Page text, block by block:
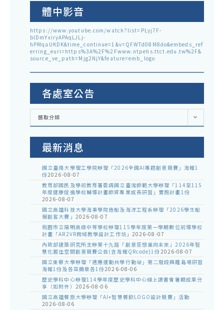
體中影音
https://www.youtube.com/watch?list=PLyj7F-
blDmYxiryAPAqLJLj-
hPMqaUKDK&time_continue=1&v=QFWTd08M8do&embeds_ref
erring_euri=https%3A%2F%2Fwww.ntpehs.ttct.edu.tw%2F&
source_ve_path=Mjg2NjY&feature=emb_logo
各處室公告
各
室
選取分類
最新消息
國立臺南大學理工學院辦理「2026全國AI專題創意競賽」海報1
份2026-08-07
教育部國民及學前教育署委請國立臺灣師範大學辦理「114至115
年度健康促進學校輔導計畫師資專業成長研習」實施計畫1份
2026-08-07
國立高雄科技大學海事學院造船及海洋工程系辦理「2026學生船
模創客大賽」 2026-08-07
桃園市立陽明高級中等學校辦理115學年度第一學期數位前導學校
計畫「AR2VR跨域教學設計工作坊」 2026-08-07
內政部建築研究所主辦第十九屆「創意狂想巢向未來」2026年智
慧化居住空間創意競賽公告(含海報QRcode)1份2026-08-07
國立東華大學辦理「適應運動共學行動站」第二階段與離島場研習
海報1份及各區簡章各1份2026-08-06
歷史學科中心辦理114學年度歷史學科中心線上讀書會暑期成果分
享（如附件） 2026-08-06
國立高雄餐旅大學辦理「AI+智慧餐飲LOGO設計競賽」活動
2026-08-06